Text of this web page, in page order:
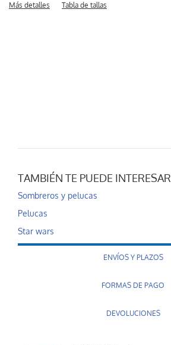
Más detalles Tabla de tallas
TAMBIÉN TE PUEDE INTERESAR
Sombreros y pelucas
Pelucas
Star wars
ENVÍOS Y PLAZOS
FORMAS DE PAGO
DEVOLUCIONES